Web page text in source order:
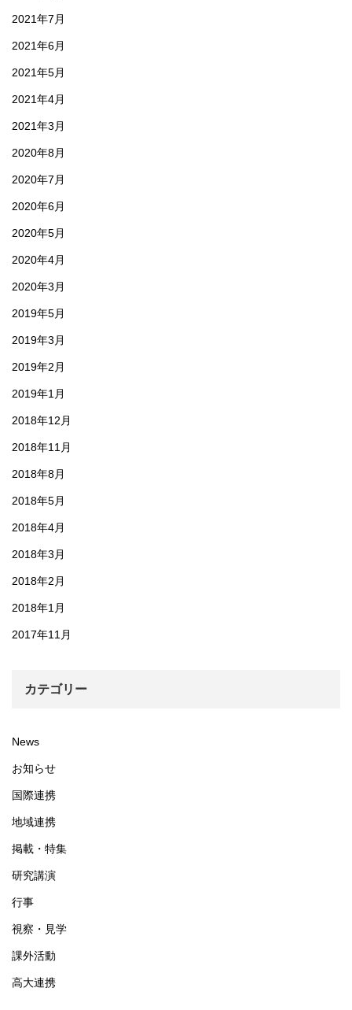
2021年7月
2021年6月
2021年5月
2021年4月
2021年3月
2020年8月
2020年7月
2020年6月
2020年5月
2020年4月
2020年3月
2019年5月
2019年3月
2019年2月
2019年1月
2018年12月
2018年11月
2018年8月
2018年5月
2018年4月
2018年3月
2018年2月
2018年1月
2017年11月
カテゴリー
News
お知らせ
国際連携
地域連携
掲載・特集
研究講演
行事
視察・見学
課外活動
高大連携